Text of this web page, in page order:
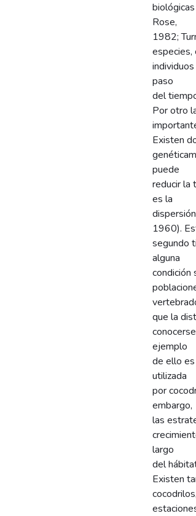
Rose,
1982;
especies,
paso
del
Por otro
Existen
puede
reducir la
es la
1960).
segundo
alguna
condición
que la
ejemplo
de ello
utilizada
por
embargo,
las
largo
del
Existen